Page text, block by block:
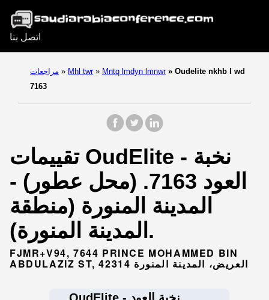
اتصل بنا
مراجعات » Mhl twr » Mntq lmdyn lmnwr » Oudelite nkhb l wd
7163
تقييمات OudElite - نخبة
العود 7163. (محل عطور) -
المدينة المنورة (منطقة
المدينة المنورة).
FJMR+V94, 7644 PRINCE MOHAMMED BIN
ABDULAZIZ ST, العريض، المدينة المنورة 42314